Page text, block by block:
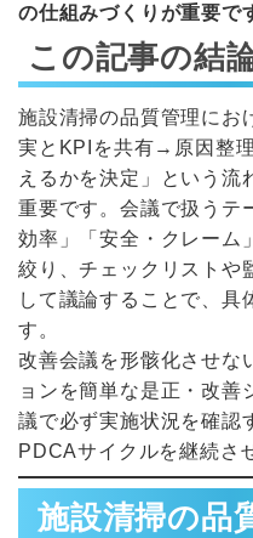
の仕組みづくりが重要で
この記事の結
施設清掃の品質管理にお
実とKPIを共有→原因整
えるかを決定」という流
重要です。会議で扱うテ
効率」「安全・クレーム
絞り、チェックリストや
して議論することで、具
す。
改善会議を形骸化させな
ョンを簡単な是正・改善
議で必ず実施状況を確認
PDCAサイクルを継続さ
施設清掃の品